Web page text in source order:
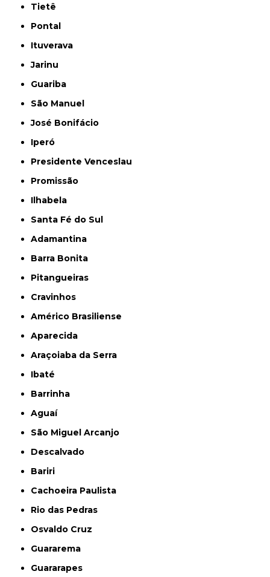
Tietê
Pontal
Ituverava
Jarinu
Guariba
São Manuel
José Bonifácio
Iperó
Presidente Venceslau
Promissão
Ilhabela
Santa Fé do Sul
Adamantina
Barra Bonita
Pitangueiras
Cravinhos
Américo Brasiliense
Aparecida
Araçoiaba da Serra
Ibaté
Barrinha
Aguaí
São Miguel Arcanjo
Descalvado
Bariri
Cachoeira Paulista
Rio das Pedras
Osvaldo Cruz
Guararema
Guararapes